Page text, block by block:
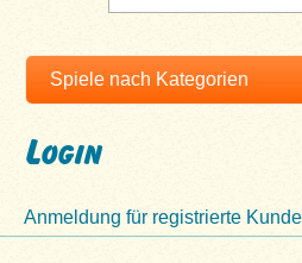
Login
Anmeldung für registrierte